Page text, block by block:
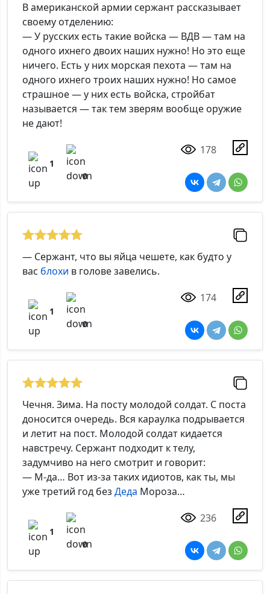
В американской армии сержант рассказывает
своему отделению:
— У русских есть такие войска — ВДВ — там на
одного ихнего двоих наших нужно! Но это еще
ничего. Есть у них морская пехота — там на
одного ихнего троих наших нужно! Но самое
страшное — у них есть войска, стройбат
называется — так тем зверям вообще оружие
не дают!
1
0
178
— Сержант, что вы яйца чешете, как будто у
вас блохи в голове завелись.
1
0
174
Чечня. Зима. На посту молодой солдат. С поста
доносится очередь. Вся караулка подрывается
и летит на пост. Молодой солдат кидается
навстречу. Сержант подходит к телу,
задумчиво на него смотрит и говорит:
— М-да… Вот из-за таких идиотов, как ты, мы
уже третий год без Деда Мороза…
1
0
236